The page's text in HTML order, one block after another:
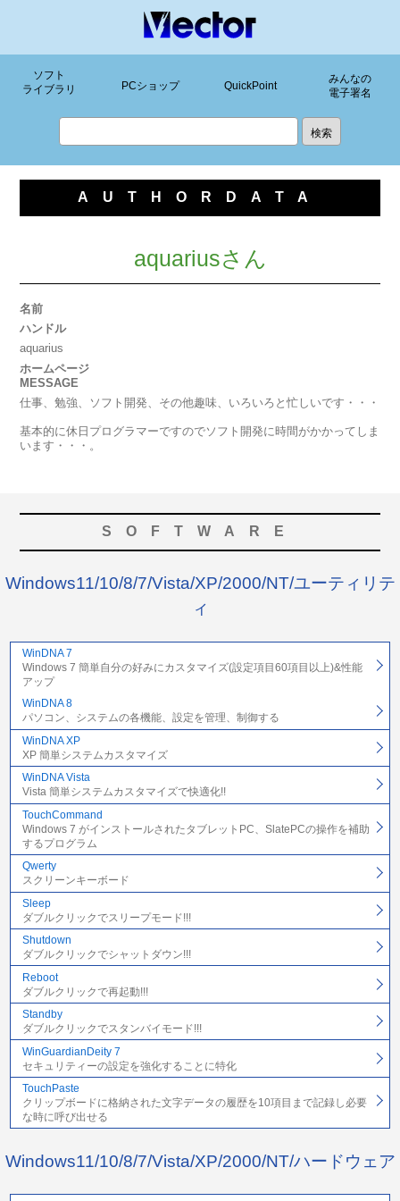
ソフト
ライブラリ
PCショップ QuickPoint
みんなの
電子署名
AUTHORDATA
aquariusさん
名前
ハンドル
aquarius
ホームページ
MESSAGE
仕事、勉強、ソフト開発、その他趣味、いろいろと忙しいです・・・
基本的に休日プログラマーですのでソフト開発に時間がかかってしま
います・・・。
SOFTWARE
Windows11/10/8/7/Vista/XP/2000/NT/ユーティリテ
ィ
WinDNA 7
Windows 7 簡単自分の好みにカスタマイズ(設定項目60項目以上)&性能
アップ
WinDNA 8
パソコン、システムの各機能、設定を管理、制御する
WinDNA XP
XP 簡単システムカスタマイズ
WinDNA Vista
Vista 簡単システムカスタマイズで快適化!!
TouchCommand
Windows 7 がインストールされたタブレットPC、SlatePCの操作を補助
するプログラム
Qwerty
スクリーンキーボード
Sleep
ダブルクリックでスリープモード!!!
Shutdown
ダブルクリックでシャットダウン!!!
Reboot
ダブルクリックで再起動!!!
Standby
ダブルクリックでスタンバイモード!!!
WinGuardianDeity 7
セキュリティーの設定を強化することに特化
TouchPaste
クリップボードに格納された文字データの履歴を10項目まで記録し必要
な時に呼び出せる
Windows11/10/8/7/Vista/XP/2000/NT/ハードウェア